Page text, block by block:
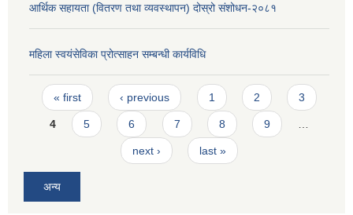
आर्थिक सहायता (वितरण तथा व्यवस्थापन) दोस्रो संशोधन-२०८१
महिला स्वयंसेविका प्रोत्साहन सम्बन्धी कार्यविधि
Pages
« first ‹ previous 1 2 3
4 5 6 7 8 9
next › last »
अन्य